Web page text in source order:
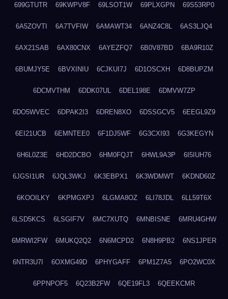
699GTUTR 69KWPV8F 69LSOT1W 69PLXGPN 69S53RP0
6A5ZOVTI 6A7TVFIW 6AMAWT34 6ANZ4C8L 6AS3LJQ4
6AX21SAB 6AX80CNX 6AYEZFQ7 6B0V87BD 6BA9R10Z
6BUMJY5E 6BVXINIU 6CJKUI7J 6D1OSCXH 6D8BUPZM
6DCMVTHM 6DDK07UL 6DEL198E 6DMVW7ZP
6DO5WVEC 6DPAK2I3 6DREN8XO 6DSSGCV5 6EEGL9Z9
6EI21UCB 6EMNTEE0 6F1DJ5WF 6G3CXI93 6G3KEGYN
6H6L0Z3E 6HD2DCBO 6HM0FQJT 6HWL9A3P 6I5IUH76
6JGSI1UR 6JQL3WKJ 6K3EBPX1 6K3WDMWT 6KDND60Z
6KOOILKY 6KPMGXPJ 6LGMA8OZ 6LI78JDL 6LL59T6X
6LSD5KCS 6LSGIF7V 6MC7XUTQ 6MNBISNE 6MRU4GHW
6MRWI2FW 6MUKQ2Q2 6N6MCPD2 6N8H9PB2 6NS1JPER
6NTR3U7I 6OXMG49D 6PHYGAFF 6PM1Z7A5 6PO2WC0X
6PPNPOF5 6Q23B2FW 6QE19FL3 6QEEKCMR